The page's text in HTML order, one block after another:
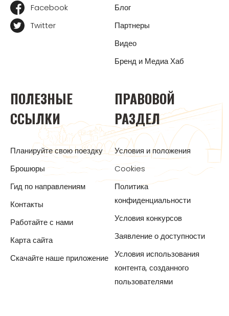
Facebook
Twitter
Блог
Партнеры
Видео
Бренд и Медиа Хаб
ПОЛЕЗНЫЕ
ССЫЛКИ
Планируйте свою поездку
Брошюры
Гид по направлениям
Контакты
Работайте с нами
Карта сайта
Скачайте наше приложение
ПРАВОВОЙ
РАЗДЕЛ
Условия и положения
Cookies
Политика
конфиденциальности
Условия конкурсов
Заявление о доступности
Условия использования
контента, созданного
пользователями